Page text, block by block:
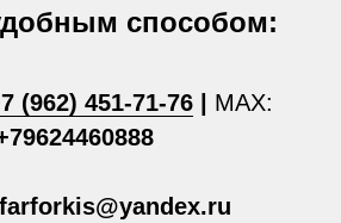
способом:
(962) 451-71-76
MAX:
farforkis@yandex.ru